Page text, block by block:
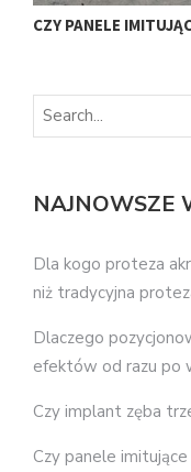
CZY PANELE
NAJNOWSZE
Dla kogo proteza
niż tradycyjna
Dlaczego
efektów od razu po
Czy implant zęba
Czy panele